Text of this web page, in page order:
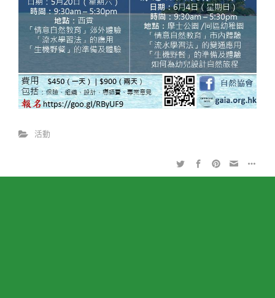
活動